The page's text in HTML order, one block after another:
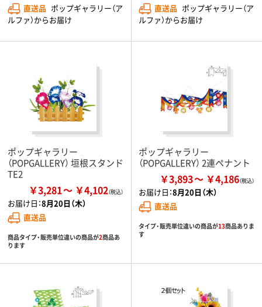
直送品 ポップギャラリー（ア
ルファ）からお届け
直送品 ポップギャラリー（ア
ルファ）からお届け
ポップギャラリー
（POPGALLERY） 垣根スタンド
TE2
￥3,281 ￥4,102
お届け日：8月20日（木）
直送品
商品タイプ・販売単位違いの商品が2商品あ
ります
ポップギャラリー
（POPGALLERY） 2連ペナント
￥3,893 ￥4,186
お届け日：8月20日（木）
直送品
タイプ・販売単位違いの商品が13商品ありま
す